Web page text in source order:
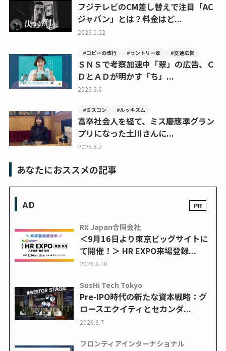
フジテレビのCM差し替えで注目「AC
ジャパン」とは？料金はど...
2025.1.22
#コピーの改行 #サントリー翠 #交通広告
ＳＮＳで考察加速中「翠」の広告、Ｃ
ＤとＡＤが明かす「ち」...
2025.3.6
#ミスコン #ルッキズム
高卒社会人を経て、ミス慶應準グラン
プリになった土川さんに...
2025.6.2
あなたにおススメの記事
AD
RX Japan合同会社
＜9月16日より東京ビッグサイトに
て開催！＞ HR EXPO来場登録...
2026.8.10
SusHi Tech Tokyo
Pre-IPO時代の新たな資本戦略：グ
ロースエクイティとセカンダ...
2026.8.7
フロンティアインターナショナル